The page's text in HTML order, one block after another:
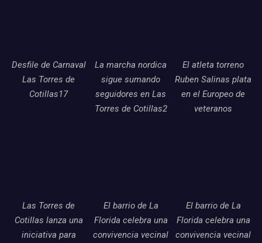
Desfile de Carnaval
Las Torres de
Cotillas17
La marcha nordica
sigue sumando
seguidores en Las
Torres de Cotillas2
El atleta torreno
Ruben Salinas plata
en el Europeo de
veteranos
Las Torres de
Cotillas lanza una
iniciativa para
El barrio de La
Florida celebra una
convivencia vecinal
El barrio de La
Florida celebra una
convivencia vecinal